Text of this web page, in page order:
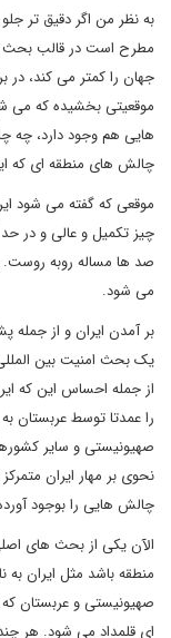
به نظر من اگر دقیق تر
مطرح است در قالب بحث
جهان را کمتر می کند، در
موقعیتی بخشیده که می
هایی هم وجود دارد، چه
چالش های منطقه ای که
موقعی که گفته می شود
چیز تکمیل و عالی و در
صد ها مساله روبه
می شود.
بر آمدن ایران و از
یک بحث امنیت بین
از جمله احساس این که
را عمدتا توسط عربستان
صهیونیستی و سایر
نحوی بر مهار ایران
چالش هایی را بوجود
الآن یکی از بحث های
منطقه باشد مثل ایران
صهیونیستی و عربستان که
ای قلمداد می شود. هر